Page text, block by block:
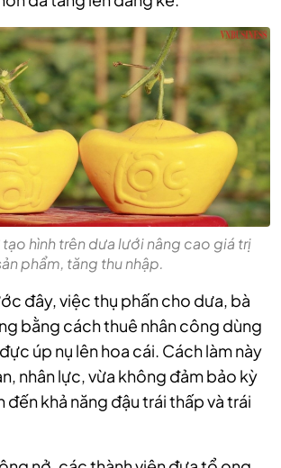
tạo hình trên dưa lưới nâng cao giá trị
phẩm, tăng thu nhập.
đây, việc thụ phấn cho dưa, bà
bằng cách thuê nhân công dùng
úp nụ lên hoa cái. Cách làm này
nhân lực, vừa không đảm bảo kỳ
đến khả năng đậu trái thấp và trái